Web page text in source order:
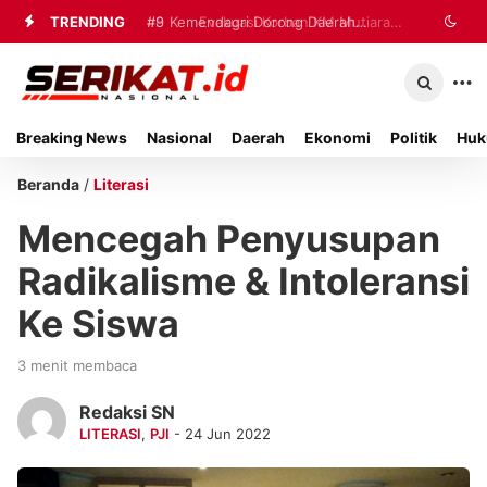
TRENDING #8 Evakuasi Korban KM Mutiara
Sentosa 2 Terus Berlangsung, 39
#9 Kemendagri Dorong Daerah
Perkuat Tata Kelola Sampah
Breaking News Nasional Daerah Ekonomi Politik
Beranda / Literasi
Mencegah Penyusupan
Radikalisme & Intoleransi
Ke Siswa
3 menit membaca
Redaksi SN
LITERASI, PJI - 24 Jun 2022